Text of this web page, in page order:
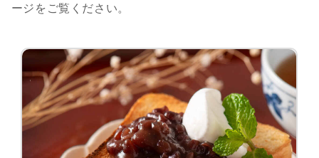
ージをご覧ください。